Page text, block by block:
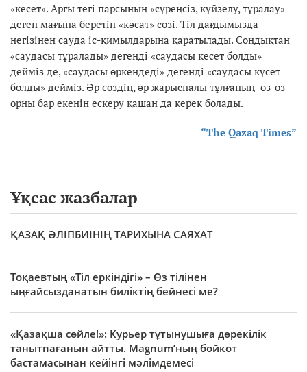
«кесет». Арғы тегі парсының «сүреңсіз, күйзелу, тұралау»
деген мағына беретін «кәсат» сөзі. Тіл дағдымызда
негізінен сауда іс-қимылдарына қаратылады. Сондықтан
«саудасы тұралады» дегенді «саудасы кесет болды»
дейміз де, «саудасы өркендеді» дегенді «саудасы күсет
болды» дейміз. Әр сөздің, әр жарыспалы тұлғаның өз-өз
орны бар екенін ескеру қашан да керек болады.
“The Qazaq Times”
Ұқсас жазбалар
ҚАЗАҚ ӘЛІПБИІНІҢ ТАРИХЫНА САЯХАТ
Тоқаевтың «Тіл еркіндігі» – Өз тілінен
ыңғайсызданатын биліктің бейнесі ме?
«Қазақша сөйле!»: Курьер тұтынушыға дөрекілік
танытпағанын айтты. Magnum’ның бойкот
бастамасынан кейінгі мәлімдемесі